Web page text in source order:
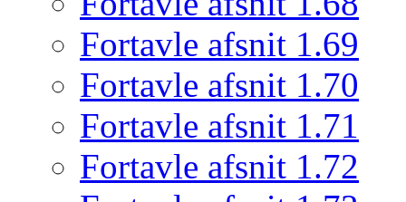
Fortavle afsnit 1.69
Fortavle afsnit 1.70
Fortavle afsnit 1.71
Fortavle afsnit 1.72